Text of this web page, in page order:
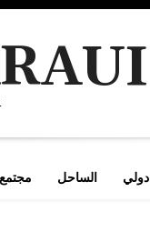
دولي الساحل مجتمع